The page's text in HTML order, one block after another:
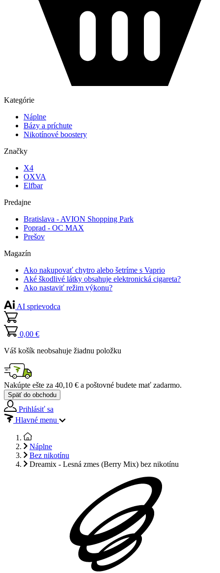
Kategórie
Náplne
Bázy a príchute
Nikotínové boostery
Značky
X4
OXVA
Elfbar
Predajne
Bratislava - AVION Shopping Park
Poprad - OC MAX
Prešov
Magazín
Ako nakupovať chytro alebo šetríme s Vaprio
Aké škodlivé látky obsahuje elektronická cigareta?
Ako nastaviť režim výkonu?
AI sprievodca
0,00 €
Váš košík neobsahuje žiadnu položku
Nakúpte ešte za 40,10 € a poštovné budete mať zadarmo.
Späť do obchodu
Prihlásiť sa
Hlavné menu
Náplne
Bez nikotínu
Dreamix - Lesná zmes (Berry Mix) bez nikotínu